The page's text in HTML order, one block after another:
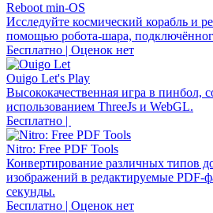
Reboot min-OS
Исследуйте космический корабль и
помощью робота-шара,
Бесплатно | Оценок нет
Ouigo Let's Play
Высококачественная игра в пинбол,
использованием ThreeJs и WebGL.
Бесплатно |
Nitro: Free PDF Tools
Конвертирование различных типов
изображений в редактируемые PDF-
секунды.
Бесплатно | Оценок нет